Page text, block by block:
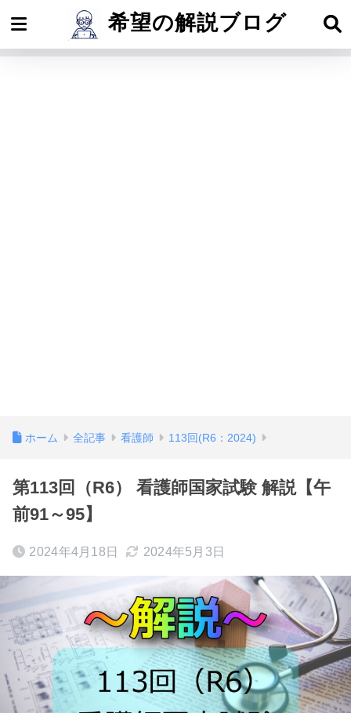
希望の解説ブログ
ホーム 全記事 看護師 113回(R6：2024)
第113回（R6） 看護師国家試験 解説【午
前91～95】
2024年4月18日 2024年5月3日